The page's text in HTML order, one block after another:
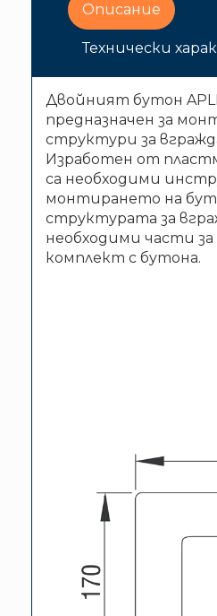
Описание
Технически
Двойният бутон
предназначен за
структури за
Изработен от
са необходими
монтирането на
структурата за
необходими части
комплект с бутона.